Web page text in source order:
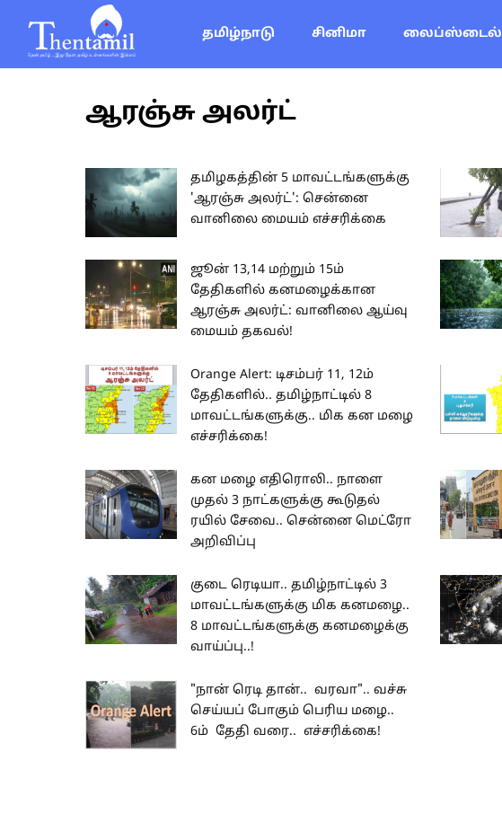
தமிழ்நாடு சினிமா லைப்ஸ்டைல்
ஆரஞ்சு அலர்ட்
தமிழகத்தின் 5 மாவட்டங்களுக்கு
'ஆரஞ்சு அலர்ட்': சென்னை
வானிலை மையம் எச்சரிக்கை
ஜூன் 13,14 மற்றும் 15ம்
தேதிகளில் கனமழைக்கான
ஆரஞ்சு அலர்ட்: வானிலை ஆய்வு
மையம் தகவல்!
Orange Alert: டிசம்பர் 11, 12ம்
தேதிகளில்.. தமிழ்நாட்டில் 8
மாவட்டங்களுக்கு.. மிக கன மழை
எச்சரிக்கை!
கன மழை எதிரொலி.. நாளை
முதல் 3 நாட்களுக்கு கூடுதல்
ரயில் சேவை.. சென்னை மெட்ரோ
அறிவிப்பு
குடை ரெடியா.. தமிழ்நாட்டில் 3
மாவட்டங்களுக்கு மிக கனமழை..
8 மாவட்டங்களுக்கு கனமழைக்கு
வாய்ப்பு..!
"நான் ரெடி தான்.. வரவா".. வச்சு
செய்யப் போகும் பெரிய மழை..
6ம் தேதி வரை.. எச்சரிக்கை!